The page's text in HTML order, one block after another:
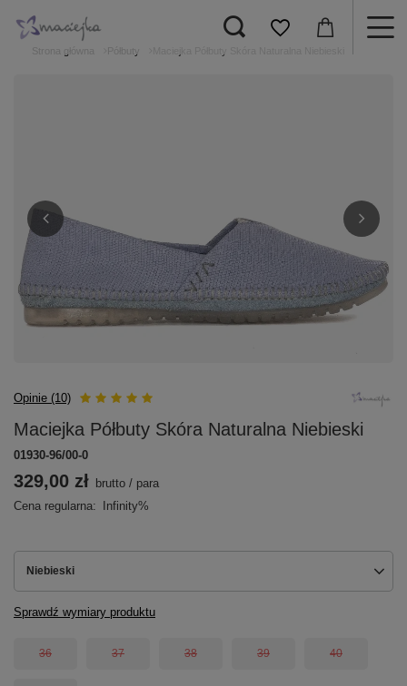
Strona główna Półbuty
Opinie (10)
Maciejka Półbuty Skóra Naturalna Niebieski
01930-96/00-0
329,00 zł brutto / para
Cena regularna:
Infinity%
Niebieski
Sprawdź wymiary produktu
36 37 38 39 40